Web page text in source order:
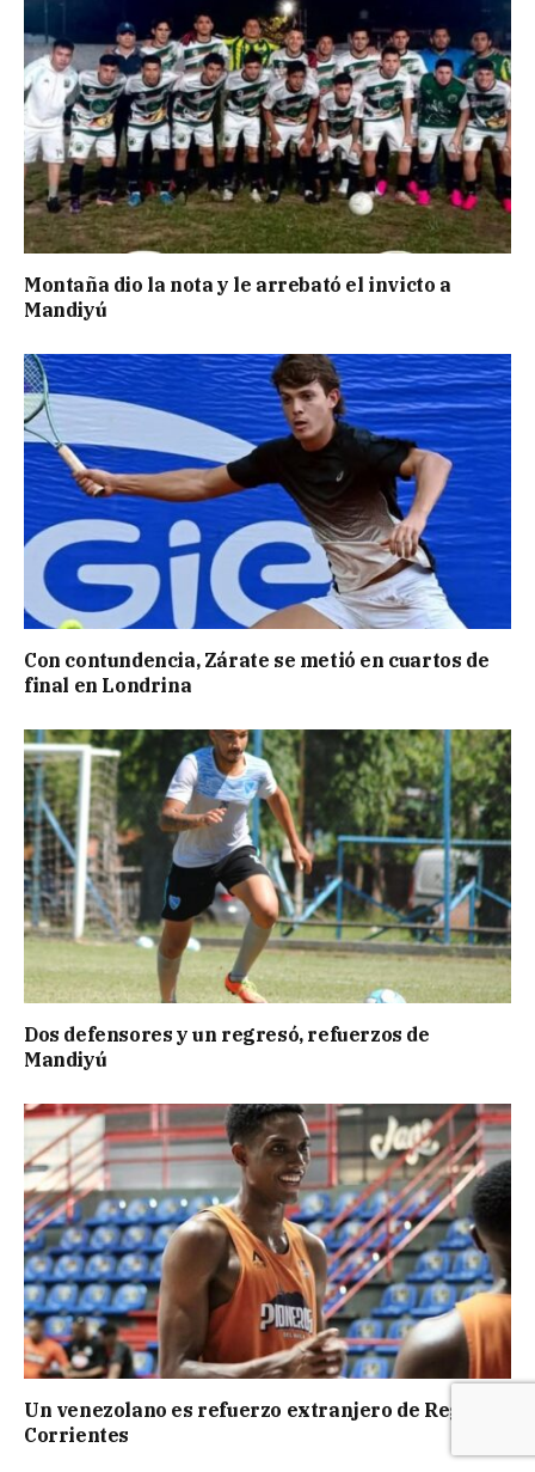
Montaña dio la nota y le arrebató el invicto a
Mandiyú
Con contundencia, Zárate se metió en cuartos de
final en Londrina
Dos defensores y un regresó, refuerzos de
Mandiyú
Un venezolano es refuerzo extranjero de Regatas
Corrientes